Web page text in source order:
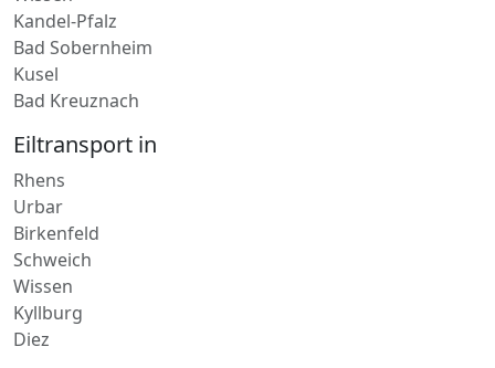
Bad Kreuznach
Eiltransport in
Rhens
Birkenfeld
Schweich
Wissen
Kyllburg
Diez
Direktfahrt nach
Mayen